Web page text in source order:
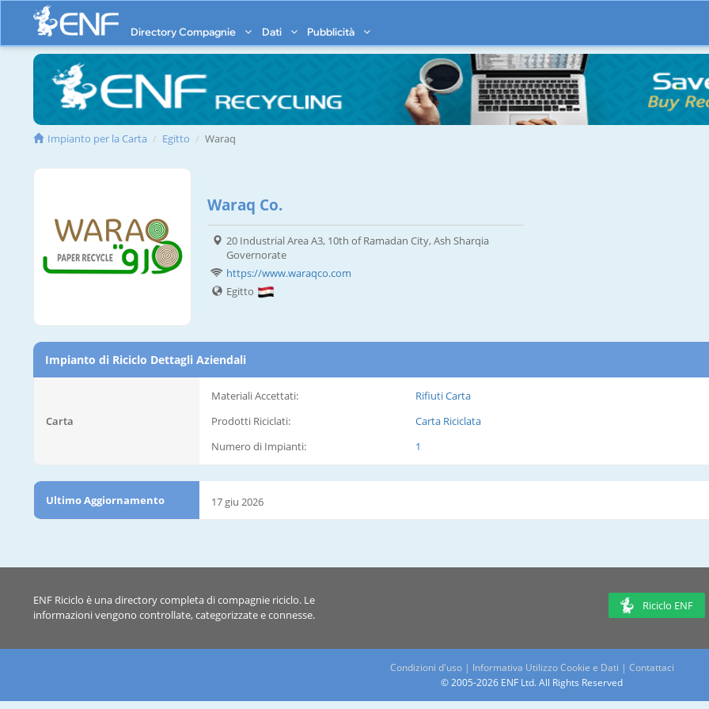
Directory Compagnie Dati Pubblicità
Impianto per la Carta Egitto Waraq
Waraq Co.
20 Industrial Area A3, 10th of Ramadan City, Ash Sharqia
Governorate
https://www.waraqco.com
Egitto
Impianto di Riciclo Dettagli Aziendali
Carta
Materiali Accettati:
Rifiuti Carta
Prodotti Riciclati:
Carta Riciclata
Numero di Impianti:
1
Ultimo Aggiornamento 17 giu 2026
ENF Riciclo è una directory completa di compagnie riciclo. Le
informazioni vengono controllate, categorizzate e connesse.
Riciclo ENF
Condizioni d'uso| Informativa Utilizzo Cookie e Dati | Contattaci
© 2005-2026 ENF Ltd. All Rights Reserved